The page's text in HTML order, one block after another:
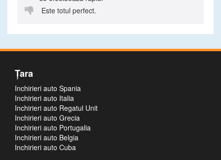

Este totul perfect.
Ţara
Inchirieri auto Spania
Inchirieri auto Italia
Inchirieri auto Regatul Unit
Inchirieri auto Grecia
Inchirieri auto Portugalia
Inchirieri auto Belgia
Inchirieri auto Cuba